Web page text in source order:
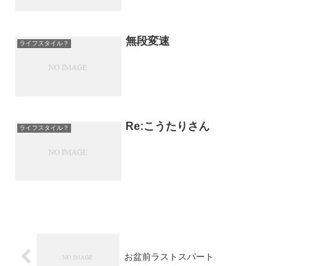
ライフスタイル？ 無段変速
ライフスタイル？ Re:こうたりさん
お盆前ラストスパート